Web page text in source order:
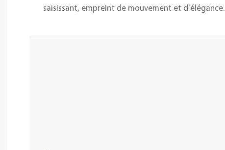
saisissant, empreint de mouvement et d'élégance.